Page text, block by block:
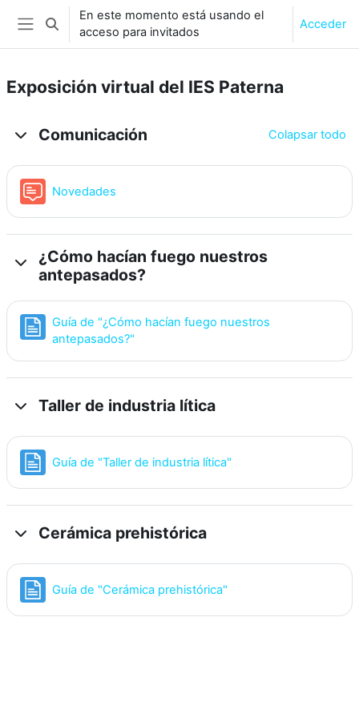
Salta al contenido principal
Panel lateral
Selector de búsqueda de entrada
En este momento está usando el
acceso para invitados
Acceder
Exposición virtual del IES Paterna
Comunicación Colapsar todo
Novedades
¿Cómo hacían fuego nuestros
antepasados?
Guía de "¿Cómo hacían fuego nuestros
antepasados?"
Taller de industria lítica
Guía de "Taller de industria lítica"
Cerámica prehistórica
Guía de "Cerámica prehistórica"